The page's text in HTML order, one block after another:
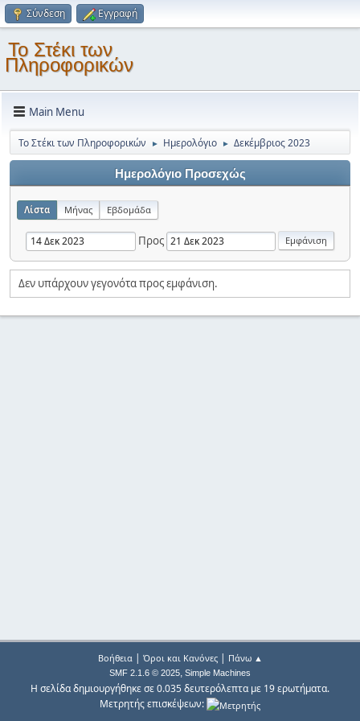
Σύνδεση Εγγραφή
Το Στέκι των
Πληροφορικών
Main Menu
Το Στέκι των Πληροφορικών ► Ημερολόγιο ► Δεκέμβριος 2023
Ημερολόγιο Προσεχώς
Λίστα Μήνας Εβδομάδα
Προς
Δεν υπάρχουν γεγονότα προς εμφάνιση.
Βοήθεια| Όροι και Κανόνες| Πάνω ▲
SMF 2.1.6 © 2025, Simple Machines
Η σελίδα δημιουργήθηκε σε 0.035 δευτερόλεπτα με 19 ερωτήματα.
Μετρητής επισκέψεων: